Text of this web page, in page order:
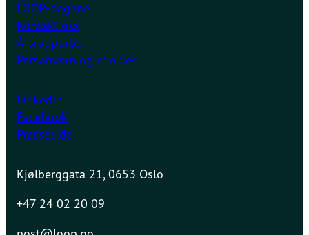
LOOP-dagene
Kontakt oss
Årsrapporter
Personvern og cookies
LinkedIn
Facebook
Presseside
Kjølberggata 21, 0653 Oslo
+47 24 02 20 09